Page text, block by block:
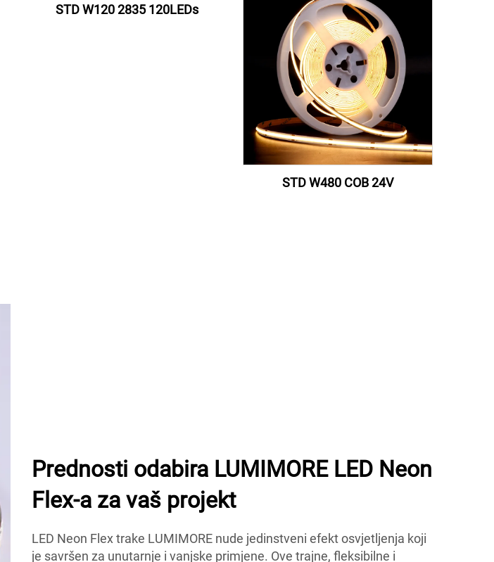
STD W120 2835 120LEDs
STD W480 COB 24V
Prednosti odabira LUMIMORE LED Neon
Flex-a za vaš projekt
LED Neon Flex trake LUMIMORE nude jedinstveni efekt osvjetljenja koji
je savršen za unutarnje i vanjske primjene. Ove trajne, fleksibilne i